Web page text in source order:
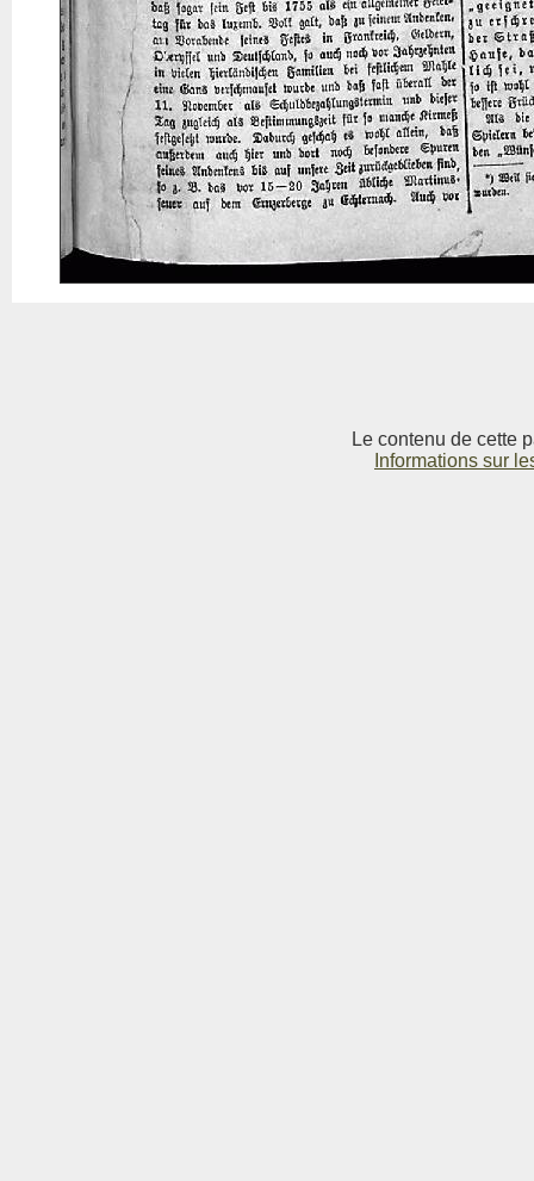
Le contenu de cette
Informations sur